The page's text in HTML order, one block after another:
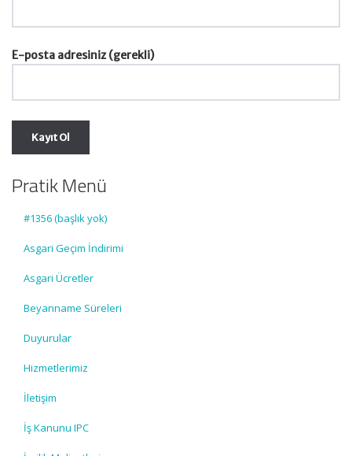
E-posta adresiniz (gerekli)
Pratik Menü
#1356 (başlık yok)
Asgari Geçim İndirimi
Asgari Ücretler
Beyanname Süreleri
Duyurular
Hizmetlerimiz
İletişim
İş Kanunu IPC